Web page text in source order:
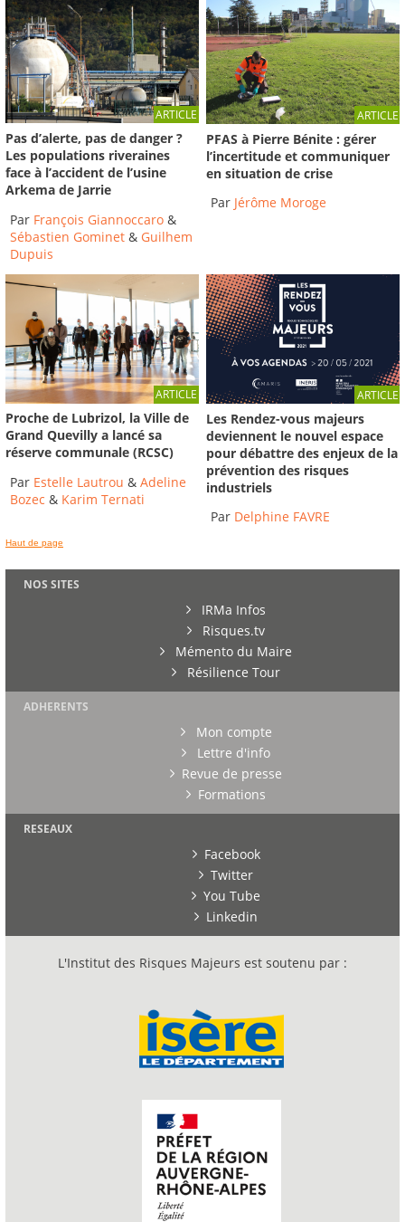
ARTICLE
Pas d’alerte, pas de danger ?
Les populations riveraines
face à l’accident de l’usine
Arkema de Jarrie
Par François Giannoccaro &
Sébastien Gominet & Guilhem
Dupuis
ARTICLE
PFAS à Pierre Bénite : gérer
l’incertitude et communiquer
en situation de crise
Par Jérôme Moroge
ARTICLE
Proche de Lubrizol, la Ville de
Grand Quevilly a lancé sa
réserve communale (RCSC)
Par Estelle Lautrou & Adeline
Bozec & Karim Ternati
ARTICLE
Les Rendez-vous majeurs
deviennent le nouvel espace
pour débattre des enjeux de la
prévention des risques
industriels
Par Delphine FAVRE
Haut de page
NOS SITES
IRMa Infos
Risques.tv
Mémento du Maire
Résilience Tour
ADHERENTS
Mon compte
Lettre d'info
Revue de presse
Formations
RESEAUX
Facebook
Twitter
You Tube
Linkedin
L'Institut des Risques Majeurs est soutenu par :